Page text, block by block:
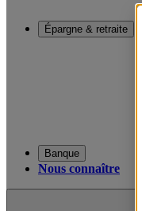
Épargne & retraite
Banque
Nous connaître